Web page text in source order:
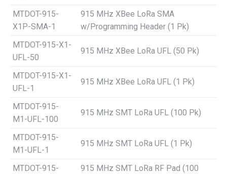
MTDOT-915-
X1P-SMA-1
915 MHz XBee LoRa SMA
w/Programming Header (1 Pk)
MTDOT-915-X1-
UFL-50
915 MHz XBee LoRa UFL (50 Pk)
MTDOT-915-X1-
UFL-1
915 MHz XBee LoRa UFL (1 Pk)
MTDOT-915-
M1-UFL-100
915 MHz SMT LoRa UFL (100 Pk)
MTDOT-915-
M1-UFL-1
915 MHz SMT LoRa UFL (1 Pk)
MTDOT-915- 915 MHz SMT LoRa RF Pad (100